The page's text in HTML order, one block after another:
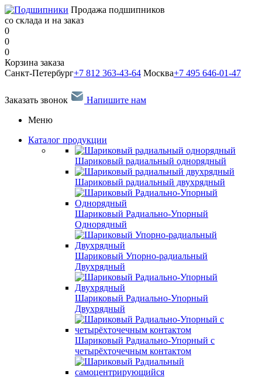
Продажа подшипников
со склада и на заказ
0
0
0
Корзина заказа
Санкт-Петербург+7 812 363-43-64 Москва+7 495 646-01-47
Заказать звонок
Напишите нам
Меню
Каталог продукции
Шариковый радиальный однорядный
Шариковый радиальный двухрядный
Шариковый Радиально-Упорный
Однорядный
Шариковый Упорно-радиальный
Двухрядный
Шариковый Радиально-Упорный
Двухрядный
Шариковый Радиально-Упорный с
четырёхточечным контактом